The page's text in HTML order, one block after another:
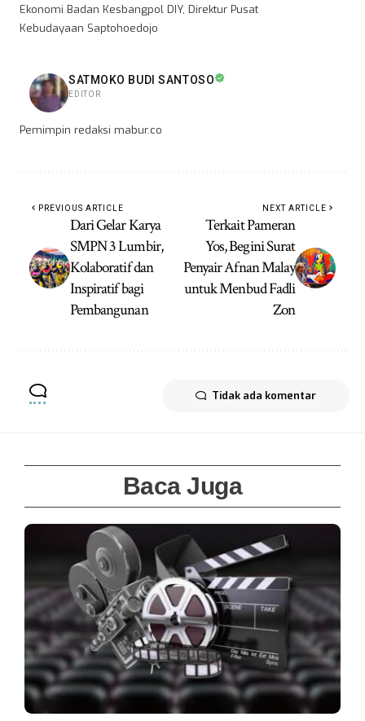
Ekonomi Badan Kesbangpol DIY, Direktur Pusat
Kebudayaan Saptohoedojo
SATMOKO BUDI SANTOSO
EDITOR
Pemimpin redaksi mabur.co
PREVIOUS ARTICLE
Dari Gelar Karya
SMPN 3 Lumbir,
Kolaboratif dan
Inspiratif bagi
Pembangunan
NEXT ARTICLE
Terkait Pameran
Yos, Begini Surat
Penyair Afnan Malay
untuk Menbud Fadli
Zon
Tidak ada komentar
Baca Juga